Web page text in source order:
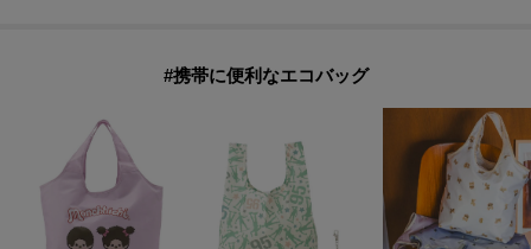
#携帯に便利なエコバッグ